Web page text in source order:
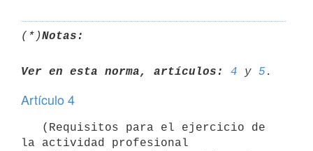
(*)Notas:
Ver en esta norma, artículos: 4 y 5
Artículo 4
la actividad profesional